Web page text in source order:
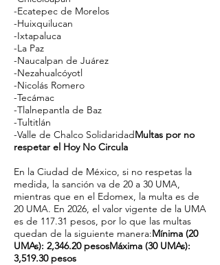
-Ecatepec de Morelos
-Huixquilucan
-Ixtapaluca
-La Paz
-Naucalpan de Juárez
-Nezahualcóyotl
-Nicolás Romero
-Tecámac
-Tlalnepantla de Baz
-Tultitlán
-Valle de Chalco SolidaridadMultas por no
respetar el Hoy No Circula
En la Ciudad de México, si no respetas la
medida, la sanción va de 20 a 30 UMA,
mientras que en el Edomex, la multa es de
20 UMA. En 2026, el valor vigente de la UMA
es de 117.31 pesos, por lo que las multas
quedan de la siguiente manera:Mínima (20
UMAs): 2,346.20 pesosMáxima (30 UMAs):
3,519.30 pesos